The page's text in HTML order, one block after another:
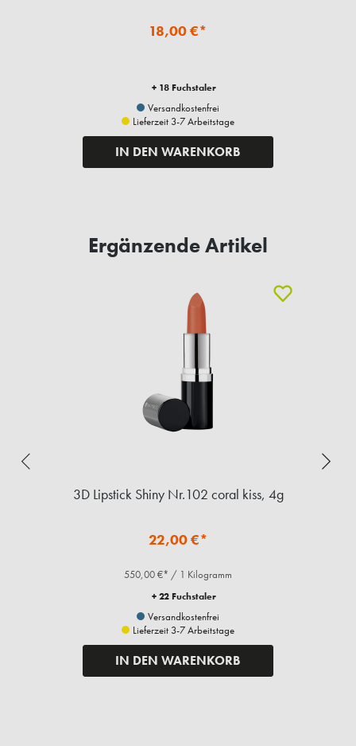
18,00 €*
+ 18 Fuchstaler
Versandkostenfrei
Lieferzeit 3-7 Arbeitstage
IN DEN WARENKORB
Ergänzende Artikel
3D Lipstick Shiny Nr.102 coral kiss, 4g
22,00 €*
550,00 €* / 1 Kilogramm
+ 22 Fuchstaler
Versandkostenfrei
Lieferzeit 3-7 Arbeitstage
IN DEN WARENKORB